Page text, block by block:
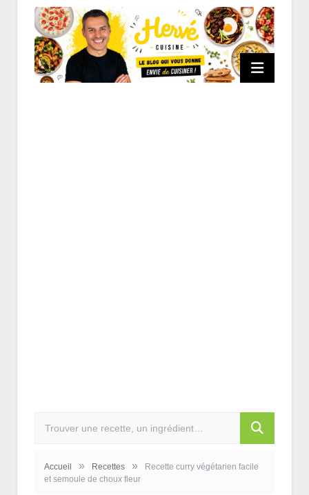
Accueil » Recettes »
Recette curry végétarien facile
et semoule de choux fleur